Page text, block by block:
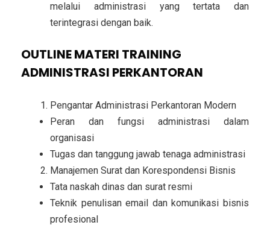
melalui administrasi yang tertata dan
terintegrasi dengan baik.
OUTLINE MATERI TRAINING
ADMINISTRASI PERKANTORAN
Pengantar Administrasi Perkantoran Modern
Peran dan fungsi administrasi dalam
organisasi
Tugas dan tanggung jawab tenaga administrasi
Manajemen Surat dan Korespondensi Bisnis
Tata naskah dinas dan surat resmi
Teknik penulisan email dan komunikasi bisnis
profesional